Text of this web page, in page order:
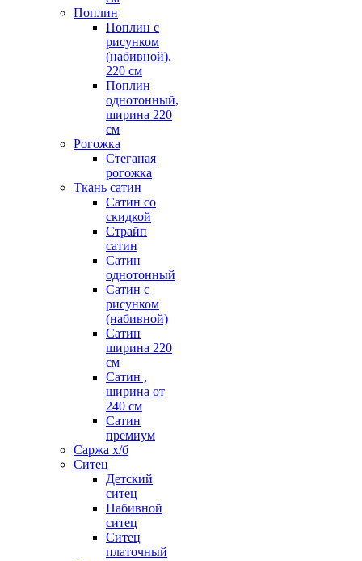
Поплин
Поплин с
рисунком
(набивной),
220 см
Поплин
однотонный,
ширина 220
см
Рогожка
Стеганая
рогожка
Ткань сатин
Сатин со
скидкой
Страйп
сатин
Сатин
однотонный
Сатин с
рисунком
(набивной)
Сатин
ширина 220
см
Сатин ,
ширина от
240 см
Сатин
премиум
Саржа х/б
Ситец
Детский
ситец
Набивной
ситец
Ситец
платочный